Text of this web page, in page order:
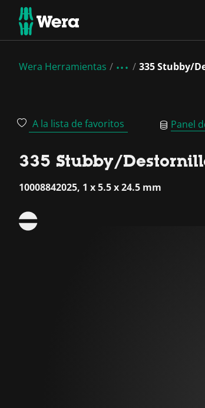
Wera Herramientas 335 Stubby/
A la lista de favoritos Panel
335 Stubby/
10008842025, 1 x 5.5 x 24.5 mm